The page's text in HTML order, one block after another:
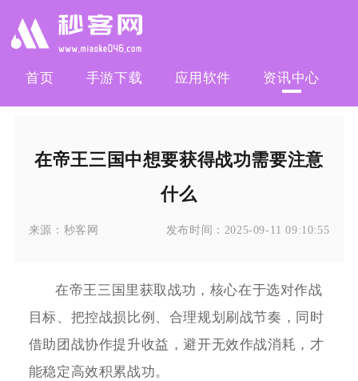
首页 手游下载 应用软件 资讯中心
在帝王三国中想要获得战功需要注意
什么
来源： 秒客网 发布时间： 2025-09-11 09:10:55
在帝王三国里获取战功，核心在于选对作战
目标、把控战损比例、合理规划刷战节奏，同时
借助团战协作提升收益，避开无效作战消耗，才
能稳定高效积累战功。